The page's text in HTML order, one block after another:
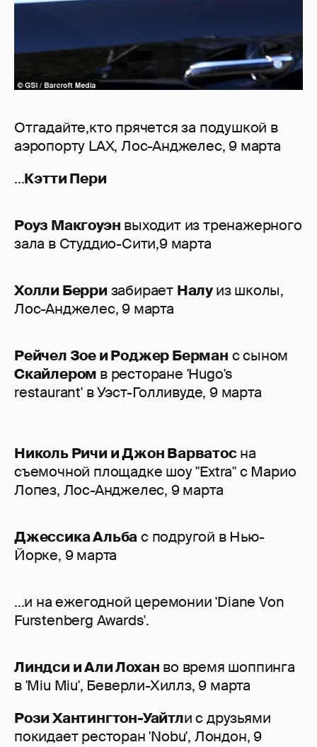
Отгадайте,кто прячется за подушкой в
аэропорту LAX, Лос-Анджелес, 9 марта
...Кэтти Пери
Роуз Макгоуэн выходит из тренажерного
зала в Студдио-Сити,9 марта
Холли Берри забирает Налуиз школы,
Лос-Анджелес, 9 марта
Рейчел Зое и Роджер Берман с сыном
Скайлером в ресторане 'Hugo's
restaurant' в Уэст-Голливуде, 9 марта
Николь Ричи и Джон Варватосна
съемочной площадке шоу "Extra" с Марио
Лопез, Лос-Анджелес, 9 марта
Джессика Альбас подругой в Нью-
Йорке, 9 марта
...и на ежегодной церемонии 'Diane Von
Furstenberg Awards'.
Линдси и Али Лохан во время шоппинга
в 'Miu Miu', Беверли-Хиллз, 9 марта
Рози Хантингтон-Уайтли с друзьями
покидает ресторан 'Nobu', Лондон, 9